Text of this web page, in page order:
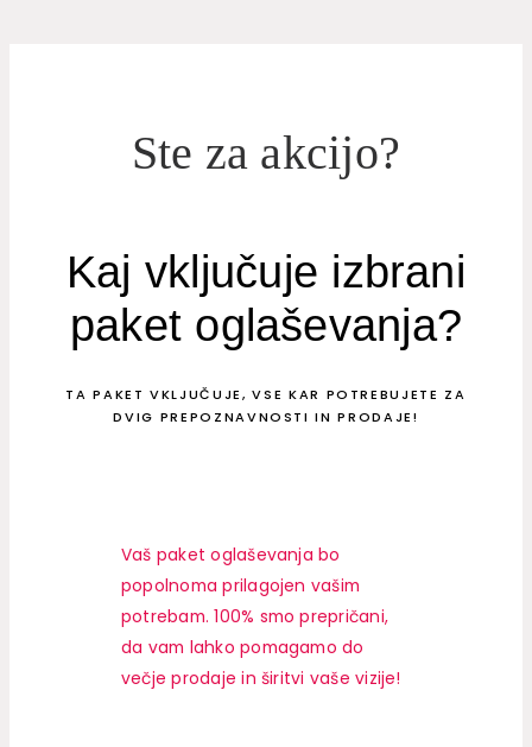
Ste za akcijo?
Kaj vključuje izbrani
paket oglaševanja?
TA PAKET VKLJUČUJE, VSE KAR POTREBUJETE ZA
DVIG PREPOZNAVNOSTI IN PRODAJE!
Vaš paket oglaševanja bo
popolnoma prilagojen vašim
potrebam. 100% smo prepričani,
da vam lahko pomagamo do
večje prodaje in širitvi vaše vizije!